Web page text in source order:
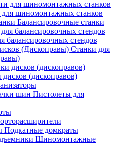
для шиномонтажных станков
Балансировочные станки
балансировочных стендов
Станки для
(дископравов)
Пистолеты для
Подкатные домкраты
Шиномонтажные